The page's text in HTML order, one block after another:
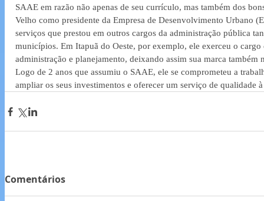
SAAE em razão não apenas de seu currículo, mas também dos
Velho como presidente da Empresa de Desenvolvimento Urbano
serviços que prestou em outros cargos da administração pública
municípios. Em Itapuã do Oeste, por exemplo, ele exerceu o
administração e planejamento, deixando assim sua marca também
Logo de 2 anos que assumiu o SAAE, ele se comprometeu a
ampliar os seus investimentos e oferecer um serviço de qualidade
Comentários